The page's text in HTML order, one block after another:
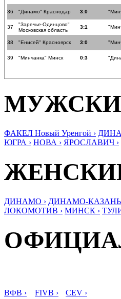
36 "Динамо" Краснодар 3:0
37
"Заречье-Одинцово"
Московская область
3:1
38 "Енисей" Красноярск 3:0
39 "Минчанка" Минск 0:3
ФАКЕЛ Новый Уренгой ›
ЮГРА › НОВА › ЯРОСЛАВИЧ ›
ДИНАМО › ДИНАМО-КАЗАНЬ
ЛОКОМОТИВ › МИНСК ›
ВФВ › FIVB › CEV ›